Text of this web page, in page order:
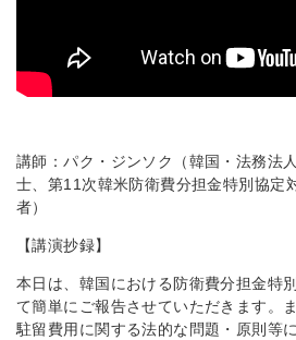
講師：パク・ジンソク（韓国・法務法
士、第11次韓米防衛費分担金特別協定
者）
【講演抄録】
本日は、韓国における防衛費分担金特
て簡単にご報告させていただきます。
駐留費用に関する法的な問題・原則等